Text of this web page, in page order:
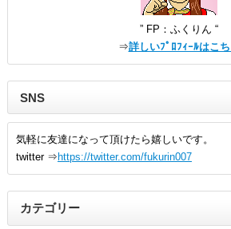
” FP：ふくりん “
⇒詳しいﾌﾟﾛﾌｨｰﾙはこ
SNS
気軽に友達になって頂けたら嬉しいです。
twitter ⇒ https://twitter.com/fukurin007
カテゴリー